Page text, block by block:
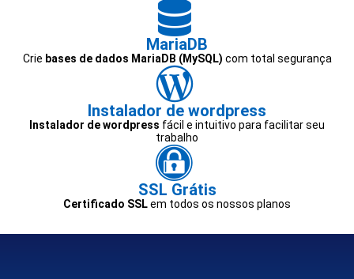
MariaDB
Crie bases de dados MariaDB (MySQL) com total segurança
Instalador de wordpress
Instalador de wordpress fácil e intuitivo para facilitar seu
trabalho
SSL Grátis
Certificado SSLem todos os nossos planos